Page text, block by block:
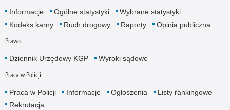
Informacje Ogólne statystyki
Wybrane statystyki
Kodeks karny
Ruch drogowy Raporty Opinia publiczna
Prawo
Dziennik Urzędowy KGP Wyroki sądowe
Praca w Policji
Praca w Policji Informacje Ogłoszenia
Listy rankingowe
Rekrutacja